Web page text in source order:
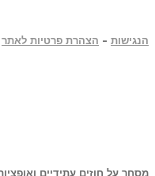
הנגישות - הצהרת פרטיות לאתר
מסחר על חוזים עתידיים